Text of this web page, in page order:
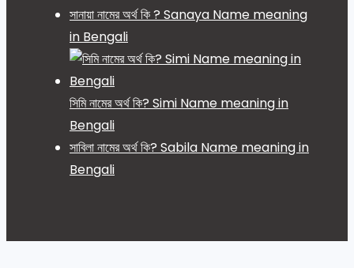
সানায়া নামের অর্থ কি ? Sanaya Name meaning
in Bengali
সিমি নামের অর্থ কি? Simi Name meaning in
Bengali
সাবিলা নামের অর্থ কি? Sabila Name meaning in
Bengali